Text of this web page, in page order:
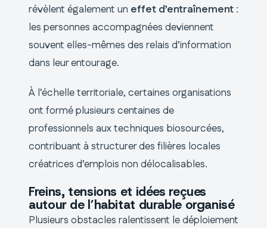
révèlent également un effet d’entraînement :
les personnes accompagnées deviennent
souvent elles-mêmes des relais d’information
dans leur entourage.
À l’échelle territoriale, certaines organisations
ont formé plusieurs centaines de
professionnels aux techniques biosourcées,
contribuant à structurer des filières locales
créatrices d’emplois non délocalisables.
Freins, tensions et idées reçues
autour de l’habitat durable organisé
Plusieurs obstacles ralentissent le déploiement